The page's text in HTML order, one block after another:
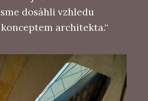
dosáhli vzhledu
architekta.“